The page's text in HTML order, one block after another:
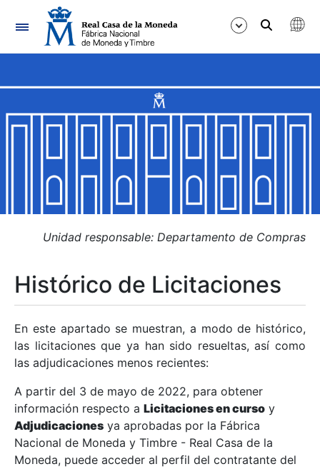
Navegación
Mostrar/Ocultar
Mostrar/Ocultar
Mostrar/Ocultar
Mostrar/Ocultar
Mostrar/Ocultar
Mostrar/Ocultar
Unidad responsable: Departamento de Compras
Histórico de Licitaciones
En este apartado se muestran, a modo de histórico,
las licitaciones que ya han sido resueltas, así como
las adjudicaciones menos recientes:
A partir del 3 de mayo de 2022, para obtener
información respecto a Licitaciones en curso y
Adjudicaciones ya aprobadas por la Fábrica
Nacional de Moneda y Timbre - Real Casa de la
Moneda, puede acceder al perfil del contratante del